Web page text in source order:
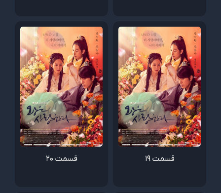
قسمت 19 قسمت 20